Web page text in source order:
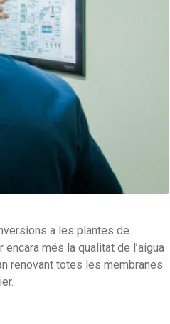
a les plantes de
més la qualitat de l’aigua
renovant totes les membranes